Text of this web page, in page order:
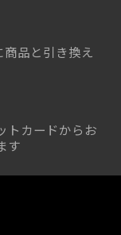
品と引き換え
トカードからお
す